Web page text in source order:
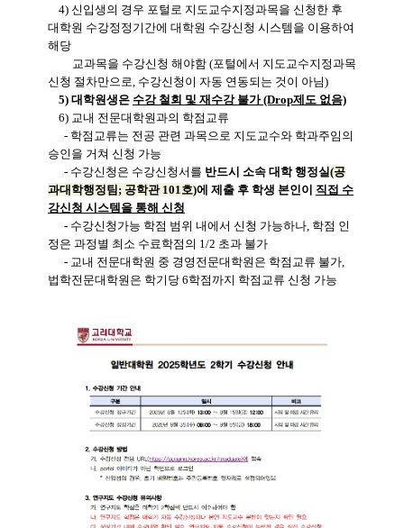
4) 신입생의 경우 포털로 지도교수지정과목을 신청한 후
대학원 수강정정기간에 대학원 수강신청 시스템을 이용하여
해당
교과목을 수강신청 해야함 (포털에서 지도교수지정과목
신청 절차만으로, 수강신청이 자동 연동되는 것이 아님)
5) 대학원생은 수강 철회 및 재수강 불가 (Drop제도 없음)
6) 교내 전문대학원과의 학점교류
- 학점교류는 전공 관련 과목으로 지도교수와 학과주임의
승인을 거쳐 신청 가능
- 수강신청은 수강신청서를 반드시 소속 대학 행정실(공
과대학행정팀; 공학관 101호)에 제출 후 학생 본인이 직접 수
강신청 시스템을 통해 신청
- 수강신청가능 학점 범위 내에서 신청 가능하나, 학점 인
정은 과정별 최소 수료학점의 1/2 초과 불가
- 교내 전문대학원 중 경영전문대학원은 학점교류 불가,
법학전문대학원은 학기당 6학점까지 학점교류 신청 가능